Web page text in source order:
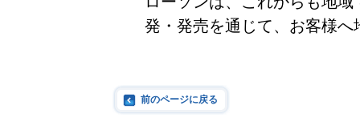
発・発売を通じて、お客様
前のページに戻る